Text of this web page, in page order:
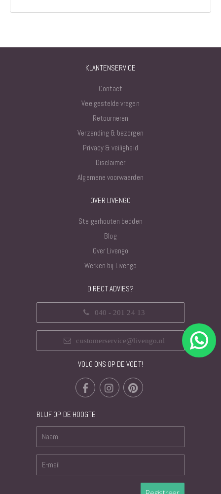
KLANTENSERVICE
Contact
Veelgestelde vragen
Retourneren
Verzending & bezorgen
Privacy & veiligheid
Disclaimer
Algemene voorwaarden
OVER LIVENGO
Steigerhouten bedden
Blog
Over Livengo
Werken bij Livengo
DIRECT ADVIES?
040 - 201 24 13
customerservice@livengo.nl
VOLG ONS OP DE VOET!
BLIJF OP DE HOOGTE